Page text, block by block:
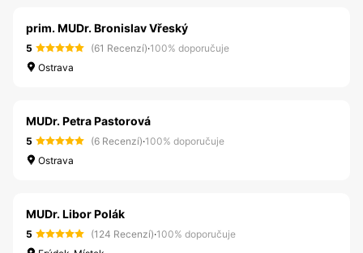
prim. MUDr. Bronislav Vřeský
5 (61 Recenzí)·100% doporučuje
Ostrava
MUDr. Petra Pastorová
5 (6 Recenzí)·100% doporučuje
Ostrava
MUDr. Libor Polák
5 (124 Recenzí)·100% doporučuje